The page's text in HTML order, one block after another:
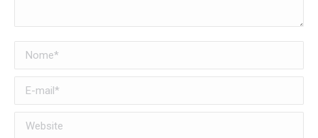
Nome *
E-mail *
Website